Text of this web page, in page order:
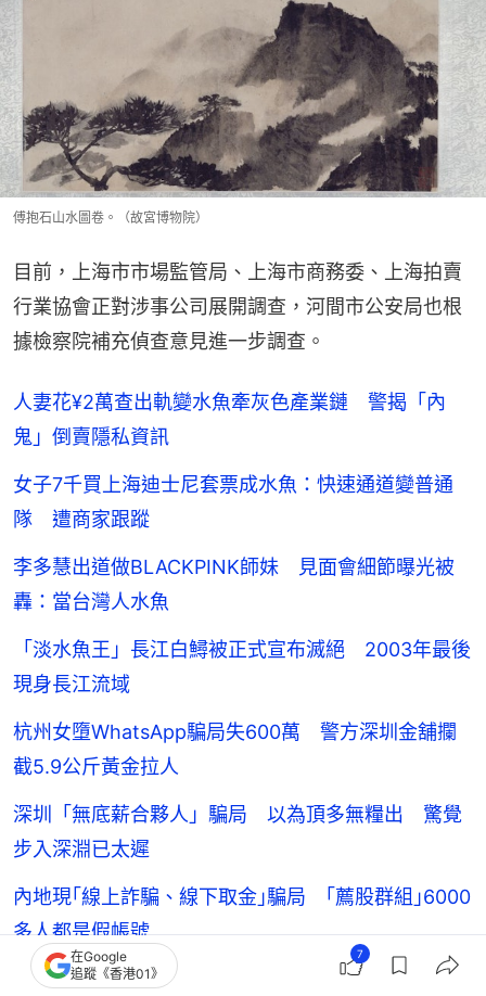
傅抱石山水圖卷。（故宮博物院）
目前，上海市市場監管局、上海市商務委、上海拍賣
行業協會正對涉事公司展開調查，河間市公安局也根
據檢察院補充偵查意見進一步調查。
人妻花¥2萬查出軌變水魚牽灰色產業鏈 警揭「內
鬼」倒賣隱私資訊
女子7千買上海迪士尼套票成水魚：快速通道變普通
隊 遭商家跟蹤
李多慧出道做BLACKPINK師妹 見面會細節曝光被
轟：當台灣人水魚
「淡水魚王」長江白鱘被正式宣布滅絕 2003年最後
現身長江流域
杭州女墮WhatsApp騙局失600萬 警方深圳金舖攔
截5.9公斤黃金拉人
深圳「無底薪合夥人」騙局 以為頂多無糧出 驚覺
步入深淵已太遲
內地現｢線上詐騙、線下取金｣騙局 ｢薦股群組｣6000
多人都是假帳號
在Google
追蹤《香港01》
7